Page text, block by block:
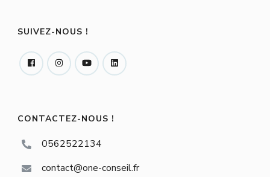
SUIVEZ-NOUS !
CONTACTEZ-NOUS !
0562522134
contact@one-conseil.fr